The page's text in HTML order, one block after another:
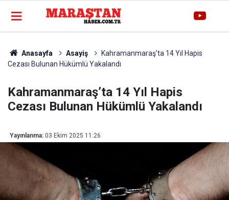
Anasayfa Asayiş
Kahramanmaraş’ta 14 Yıl Hapis
Cezası Bulunan Hükümlü Yakalandı
Kahramanmaraş’ta 14 Yıl Hapis
Cezası Bulunan Hükümlü Yakalandı
Yayınlanma: 03 Ekim 2025 11:26